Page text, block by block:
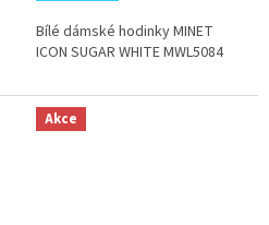
Bílé dámské hodinky MINET
ICON SUGAR WHITE MWL5084
Akce